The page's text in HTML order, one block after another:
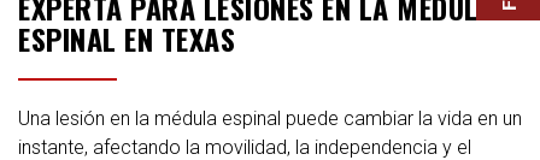
ESPINAL EN TEXAS
Una lesión en la médula espinal puede cambiar la vida en un
instante, afectando la movilidad, la independencia y el